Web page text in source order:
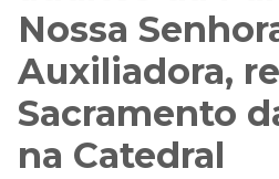
Nossa
Auxiliadora,
Sacramento
na Catedral